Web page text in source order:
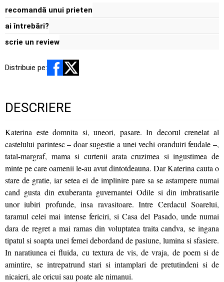
recomandă unui prieten
ai întrebări?
scrie un review
Distribuie pe:
DESCRIERE
Katerina este domnita si, uneori, pasare. In decorul crenelat al
castelului parintesc – doar sugestie a unei vechi oranduiri feudale –,
tatal-margraf, mama si curtenii arata cruzimea si ingustimea de
minte pe care oamenii le-au avut dintotdeauna. Dar Katerina cauta o
stare de gratie, iar setea ei de implinire pare sa se astampere numai
cand gusta din exuberanta guvernantei Odile si din imbratisarile
unor iubiri profunde, insa ravasitoare. Intre Cerdacul Soarelui,
taramul celei mai intense fericiri, si Casa del Pasado, unde numai
dara de regret a mai ramas din voluptatea traita candva, se ingana
tipatul si soapta unei femei debordand de pasiune, lumina si sfasiere.
In naratiunea ei fluida, cu textura de vis, de vraja, de poem si de
amintire, se intrepatrund stari si intamplari de pretutindeni si de
nicaieri, ale oricui sau poate ale nimanui.